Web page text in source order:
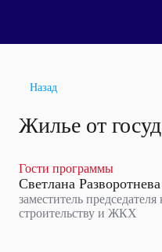
Назад
Жилье от
Гости программы
Светлана Разворотнева
заместитель
строительству и ЖКХ